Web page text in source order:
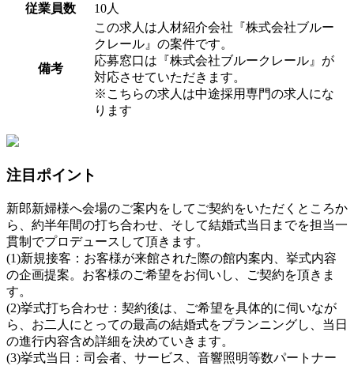
従業員数 10人
備考
この求人は人材紹介会社『株式会社ブルー
クレール』の案件です。
応募窓口は『株式会社ブルークレール』が
対応させていただきます。
※こちらの求人は中途採用専門の求人にな
ります
注目ポイント
新郎新婦様へ会場のご案内をしてご契約をいただくところか
ら、約半年間の打ち合わせ、そして結婚式当日までを担当一
貫制でプロデュースして頂きます。
(1)新規接客：お客様が来館された際の館内案内、挙式内容
の企画提案。お客様のご希望をお伺いし、ご契約を頂きま
す。
(2)挙式打ち合わせ：契約後は、ご希望を具体的に伺いなが
ら、お二人にとっての最高の結婚式をプランニングし、当日
の進行内容含め詳細を決めていきます。
(3)挙式当日：司会者、サービス、音響照明等数パートナー